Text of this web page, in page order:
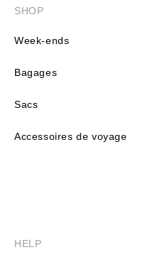
SHOP
Week-ends
Bagages
Sacs
Accessoires de voyage
HELP